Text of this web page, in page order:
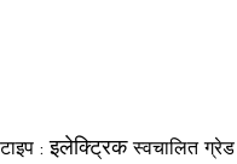
: इलेक्ट्रिक स्वचालित ग्रेड